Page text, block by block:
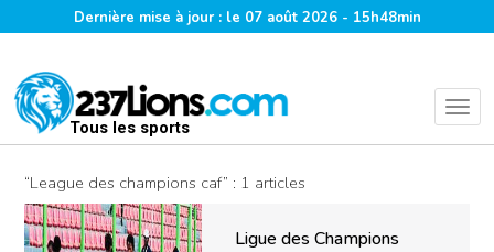
Dernière mise à jour : le 07 août 2026 - 15h48min
Tous les sports
“League des champions caf” : 1 articles
Ligue des Champions